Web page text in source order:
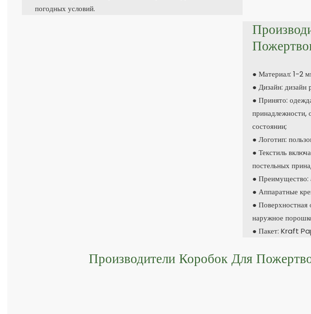
погодных условий.
● Материал: 1-2
● Дизайн: дизайн
● Принято:
принадлежности,
состоянии;
● Логотип:
● Текстиль
постельных
● Преимущество:
● Аппаратные
● Поверхностная
наружное
● Пакет: Kraft
Производители Коробок Для